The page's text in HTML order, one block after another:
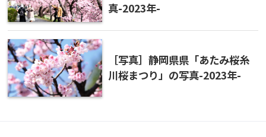
真-2023年-
［写真］静岡県県「あたみ桜糸
川桜まつり」の写真-2023年-